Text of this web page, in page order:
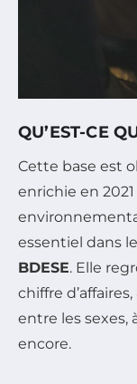
QU’EST-CE
Cette base est
enrichie en
essentiel dans
BDESE. Elle
chiffre
entre les sexes,
encore.